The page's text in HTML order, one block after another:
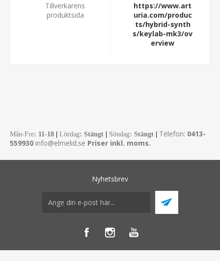
Tillverkarens
produktsida
https://www.art
uria.com/produc
ts/hybrid-synth
s/keylab-mk3/ov
erview
Mån-Fre: 11-18 Lördag: Stängt Söndag: Stängt Telefon: 0413-
559930 info@elmelid.se Priser inkl. moms.
Nyhetsbrev